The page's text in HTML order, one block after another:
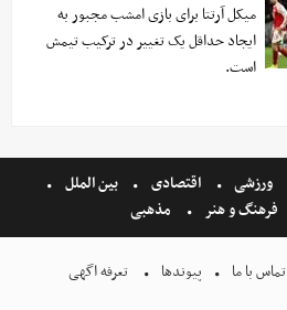
میکل آرتتا برای بازی امشب مجبور به
ایجاد حداقل یک تغییر در ترکیب تیمش
است.
ورزشی اقتصادی
بین الملل
فرهنگ و هنر مذهبی
تماس با ما پیوندها تعرفه اگهی